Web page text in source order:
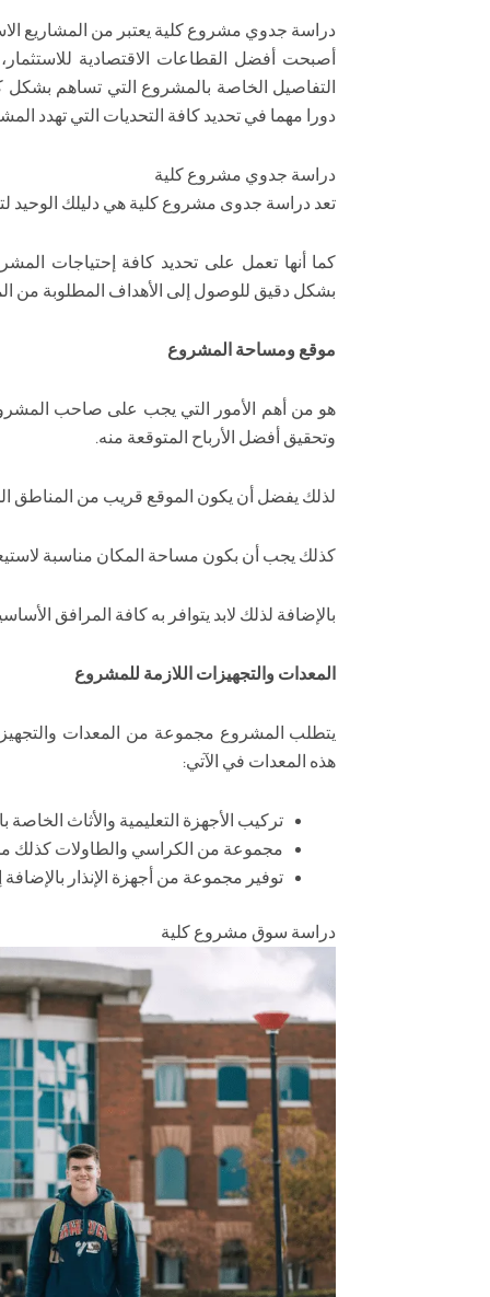
دراسة جدوي مشروع كلية يعتبر من المشاريع
أصبحت أفضل القطاعات الاقتصادية
التفاصيل الخاصة بالمشروع التي تساهم
دورا مهما في تحديد كافة التحديات التي تهدد
دراسة جدوي مشروع كلية
تعد دراسة جدوى مشروع كلية هي دليلك
كما أنها تعمل على تحديد كافة إحتياجات
بشكل دقيق للوصول إلى الأهداف المطلوبة من
موقع ومساحة المشروع
هو من أهم الأمور التي يجب على صاحب
وتحقيق أفضل الأرباح المتوقعة منه.
لذلك يفضل أن يكون الموقع قريب من المناطق
كذلك يجب أن بكون مساحة المكان مناسبة
بالإضافة لذلك لابد يتوافر به كافة المرافق
المعدات والتجهيزات اللازمة للمشروع
يتطلب المشروع مجموعة من المعدات
هذه المعدات في الآتي:
تركيب الأجهزة التعليمية والأثاث الخاصة
مجموعة من الكراسي والطاولات كذلك
توفير مجموعة من أجهزة الإنذار
دراسة سوق مشروع كلية